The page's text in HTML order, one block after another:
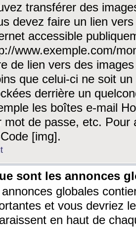
transférer des
devez faire un lien
accessible
www.exemple.com/
de lien vers des
que celui-ci ne soit
derrière un
les boîtes e-mail
mot de passe, etc. Pour
[img].
sont les annonces
annonces globales
et vous devriez
en haut de